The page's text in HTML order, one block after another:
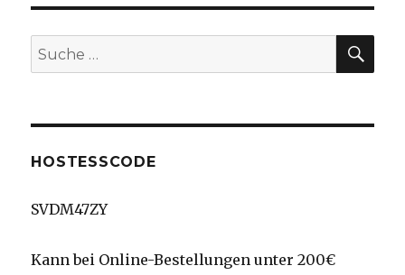
Suche
nach:
HOSTESSCODE
SVDM47ZY
Kann bei Online-Bestellungen unter 200€